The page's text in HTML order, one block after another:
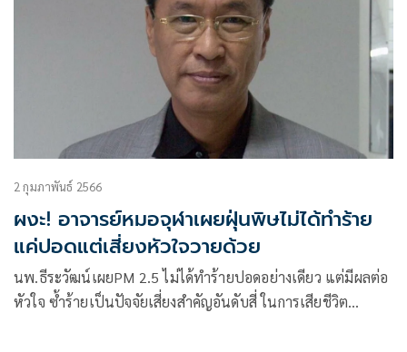
2 กุมภาพันธ์ 2566
ผงะ! อาจารย์หมอจุฬาเผยฝุ่นพิษไม่ได้ทำร้าย
แค่ปอดแต่เสี่ยงหัวใจวายด้วย
นพ.ธีระวัฒน์เผยPM 2.5 ไม่ได้ทำร้ายปอดอย่างเดียว แต่มีผลต่อ
หัวใจ ซ้ำร้ายเป็นปัจจัยเสี่ยงสำคัญอันดับสี่ ในการเสียชีวิต